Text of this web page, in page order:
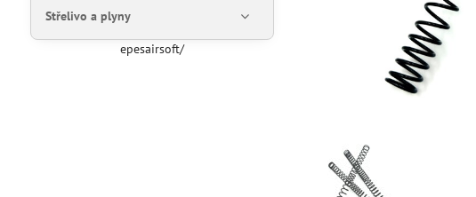
Střelivo a plyny
epesairsoft/